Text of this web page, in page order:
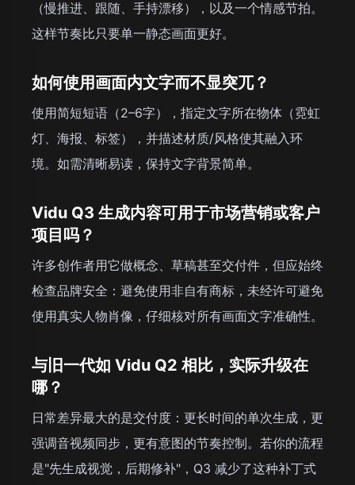
（慢推进、跟随、手持漂移），以及一个情感节拍。
这样节奏比只要单一静态画面更好。
如何使用画面内文字而不显突兀？
使用简短短语（2–6字），指定文字所在物体（霓虹
灯、海报、标签），并描述材质/风格使其融入环
境。如需清晰易读，保持文字背景简单。
Vidu Q3 生成内容可用于市场营销或客户
项目吗？
许多创作者用它做概念、草稿甚至交付件，但应始终
检查品牌安全：避免使用非自有商标，未经许可避免
使用真实人物肖像，仔细核对所有画面文字准确性。
与旧一代如 Vidu Q2 相比，实际升级在
哪？
日常差异最大的是交付度：更长时间的单次生成，更
强调音视频同步，更有意图的节奏控制。若你的流程
是"先生成视觉，后期修补"，Q3 减少了这种补丁式